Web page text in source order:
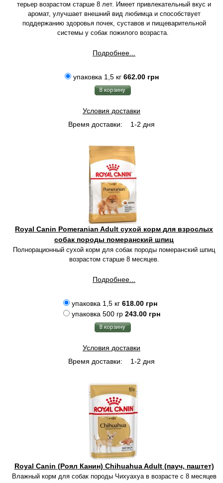
терьер возрастом старше 8 лет. Имеет привлекательный вкус и
аромат, улучшает внешний вид любимца и способствует
поддержанию здоровья почек, суставов и пищеварительной
системы у собак пожилого возраста.
Подробнее...
упаковка 1,5 кг 662.00 грн
Условия доставки
Время доставки:
1-2 дня
Royal Canin Pomeranian Adult сухой корм для взрослых
собак породы померанский шпиц
Полнорационный сухой корм для собак породы померанский шпиц
возрастом старше 8 месяцев.
Подробнее...
упаковка 1,5 кг 618.00 грн
упаковка 500 гр 243.00 грн
Условия доставки
Время доставки:
1-2 дня
Royal Canin (Роял Канин) Chihuahua Adult (пауч, паштет)
Влажный корм для собак породы Чихуахуа в возрасте с 8 месяцев